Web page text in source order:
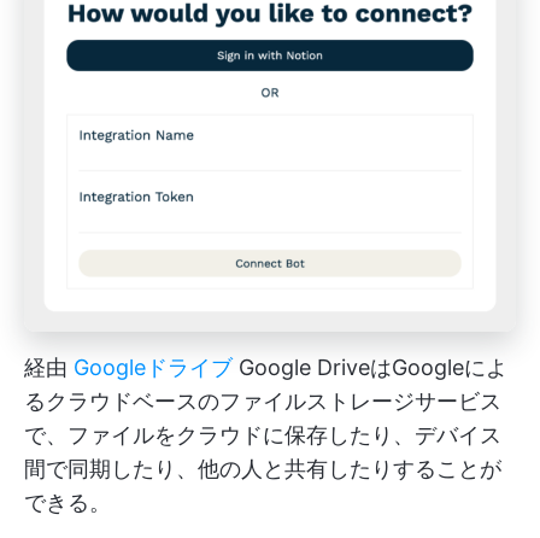
経由 GoogleドライブGoogle DriveはGoogleによ
るクラウドベースのファイルストレージサービス
で、ファイルをクラウドに保存したり、デバイス
間で同期したり、他の人と共有したりすることが
できる。